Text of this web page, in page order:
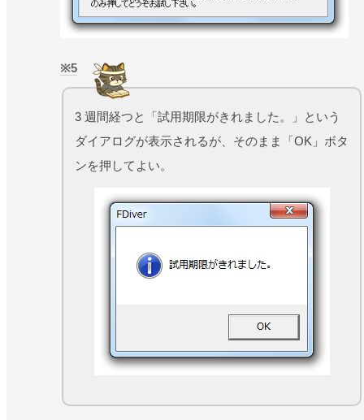
5
3 週間経つと「試用期限がきれました。」という
ダイアログが表示されるが、そのまま「OK」ボタ
ンを押してよい。